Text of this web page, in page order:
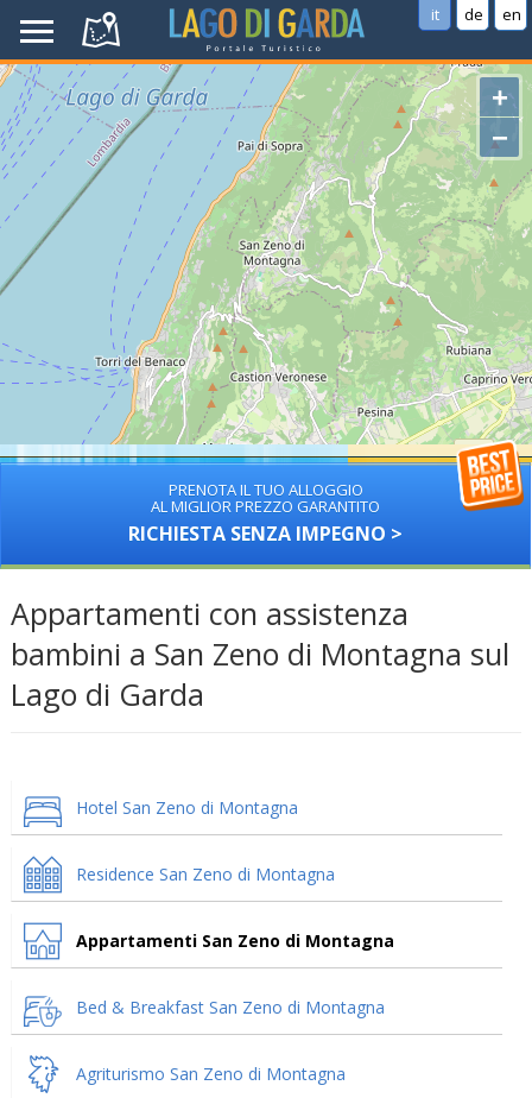
it de en
+
−
PRENOTA IL TUO ALLOGGIO
AL MIGLIOR PREZZO GARANTITO
RICHIESTA SENZA IMPEGNO >
Appartamenti con assistenza
bambini a San Zeno di Montagna sul
Lago di Garda
Hotel San Zeno di Montagna
Residence San Zeno di Montagna
Appartamenti San Zeno di Montagna
Bed & Breakfast San Zeno di Montagna
Agriturismo San Zeno di Montagna